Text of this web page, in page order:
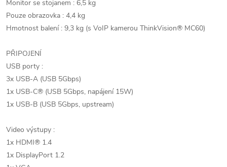
Monitor se stojanem : 6,5 kg
Pouze obrazovka : 4,4 kg
Hmotnost balení : 9,3 kg (s VoIP kamerou ThinkVision® MC60)
PŘIPOJENÍ
USB porty :
3x USB-A (USB 5Gbps)
1x USB-C® (USB 5Gbps, napájení 15W)
1x USB-B (USB 5Gbps, upstream)
Video výstupy :
1x HDMI® 1.4
1x DisplayPort 1.2